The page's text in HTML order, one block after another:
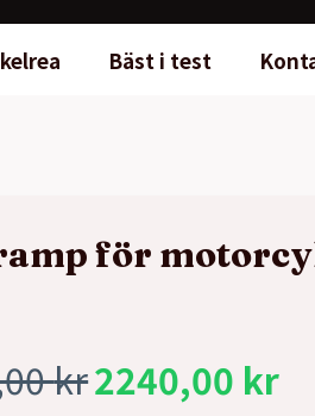
Bäst i test
för
kr2240,00 kr